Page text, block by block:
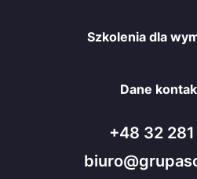
Szkolenia dla
Dane
+48 32